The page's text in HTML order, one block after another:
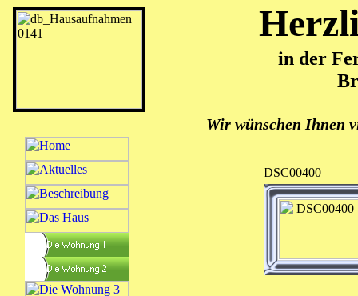
in der
Wir wünschen Ihnen
DSC00400